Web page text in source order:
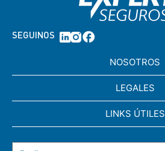
SEGUINOS
NOSOTROS
LEGALES
LINKS ÚTILES